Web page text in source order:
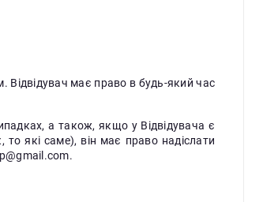
Відвідувач має право в будь-який час
а також, якщо у Відвідувача є
які саме), він має право надіслати
.